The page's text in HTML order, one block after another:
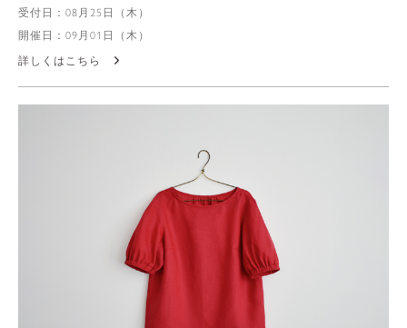
受付日：08月25日（木）
開催日：09月01日（木）
詳しくはこちら